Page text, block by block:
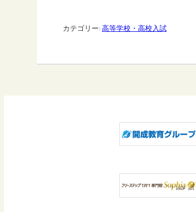
カテゴリー:高等学校・高校入試